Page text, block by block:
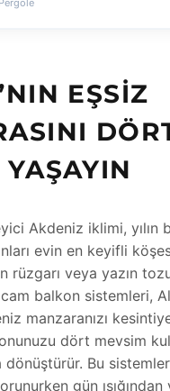
EŞSIZ
Akdeniz iklimi, yılın
evin en keyifli
rüzgarı veya yazın
balkon sistemleri,
manzaranızı
dört mevsim
dönüştürür. Bu
gün ışığından